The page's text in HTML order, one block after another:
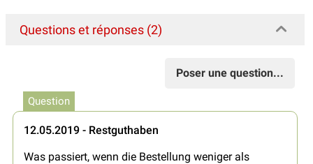
Questions et réponses (2)
Poser une question...
Question
12.05.2019 - Restguthaben
Was passiert, wenn die Bestellung weniger als